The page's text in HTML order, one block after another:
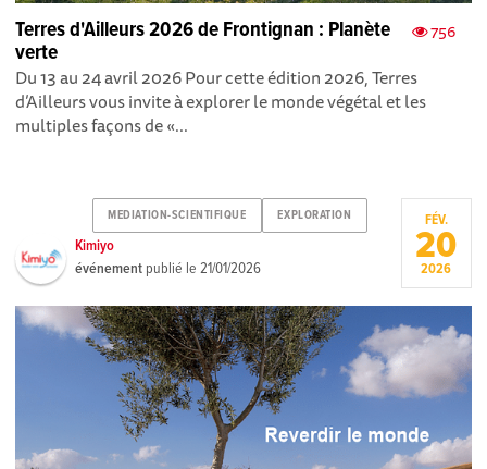
756
Terres d'Ailleurs 2026 de Frontignan : Planète
verte
Du 13 au 24 avril 2026 Pour cette édition 2026, Terres
d’Ailleurs vous invite à explorer le monde végétal et les
multiples façons de «...
MEDIATION-SCIENTIFIQUE EXPLORATION
Kimiyo
événement publié le21/01/2026
FÉV.
20
2026